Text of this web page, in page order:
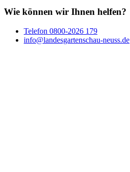
Wie können wir Ihnen helfen?
Telefon 0800-2026 179
info@landesgartenschau-neuss.de